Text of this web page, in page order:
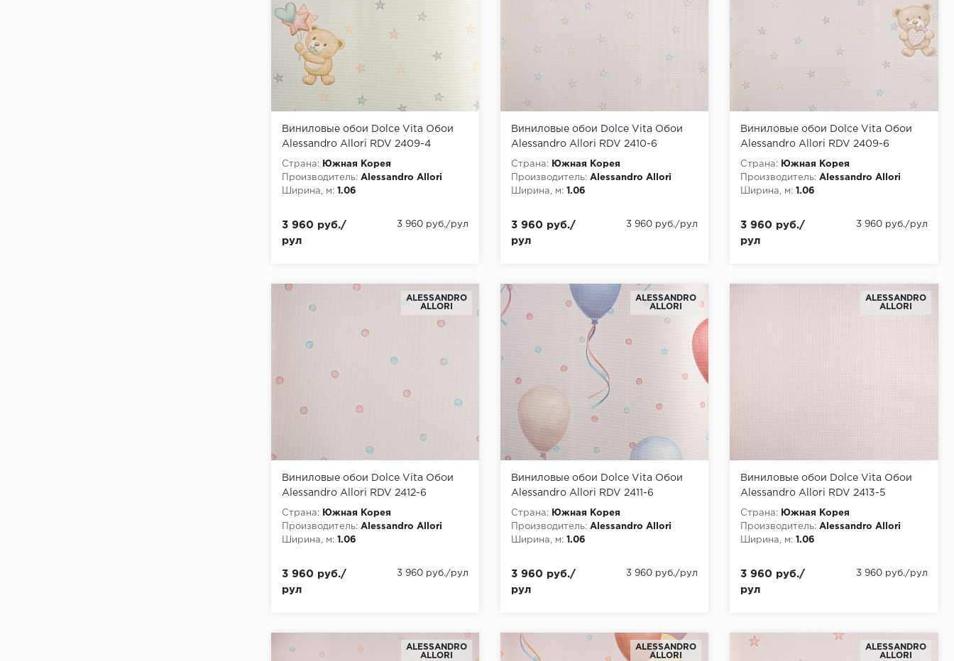
Виниловые обои Dolce Vita Обои
Alessandro Allori RDV 2409-4
Страна:
Южная Корея
Производитель: Alessandro Allori
Ширина, м: 1.06
3 960 руб./
рул
3 960 руб./рул
Виниловые обои Dolce Vita Обои
Alessandro Allori RDV 2410-6
Страна:
Южная Корея
Производитель: Alessandro Allori
Ширина, м: 1.06
3 960 руб./
рул
3 960 руб./рул
Виниловые обои Dolce Vita Обои
Alessandro Allori RDV 2409-6
Страна:
Южная Корея
Производитель: Alessandro Allori
Ширина, м: 1.06
3 960 руб./
рул
3 960 руб./рул
ALESSANDRO
ALLORI
Виниловые обои Dolce Vita Обои
Alessandro Allori RDV 2412-6
Страна:
Южная Корея
Производитель: Alessandro Allori
Ширина, м: 1.06
3 960 руб./
рул
3 960 руб./рул
ALESSANDRO
ALLORI
Виниловые обои Dolce Vita Обои
Alessandro Allori RDV 2411-6
Страна:
Южная Корея
Производитель: Alessandro Allori
Ширина, м: 1.06
3 960 руб./
рул
3 960 руб./рул
ALESSANDRO
ALLORI
Виниловые обои Dolce Vita Обои
Alessandro Allori RDV 2413-5
Страна:
Южная Корея
Производитель: Alessandro Allori
Ширина, м: 1.06
3 960 руб./
рул
3 960 руб./рул
ALESSANDRO
ALLORI
ALESSANDRO
ALLORI
ALESSANDRO
ALLORI